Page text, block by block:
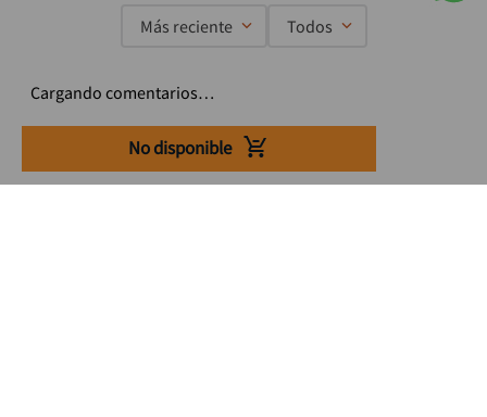
No disponible
Más reciente Todos
Cargando comentarios…